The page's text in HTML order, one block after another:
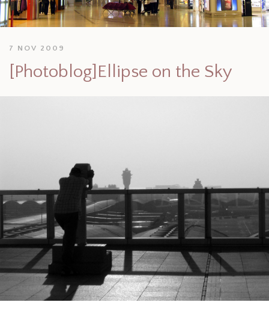
7 NOV 2009
[Photoblog]Ellipse on the Sky